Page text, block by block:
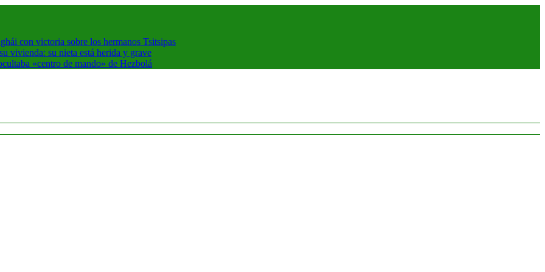
con victoria sobre los hermanos Tsitsipas
vivienda: su nieta está herida y grave
«centro de mando» de Hezbolá